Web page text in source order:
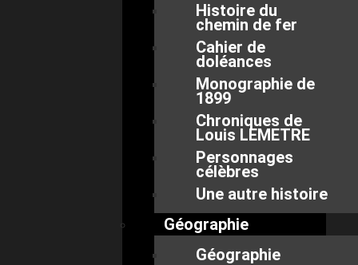
Histoire du
chemin de fer
Cahier de
doléances
Monographie de
1899
Chroniques de
Louis LEMETRE
Personnages
célèbres
Une autre histoire
Géographie
Géographie